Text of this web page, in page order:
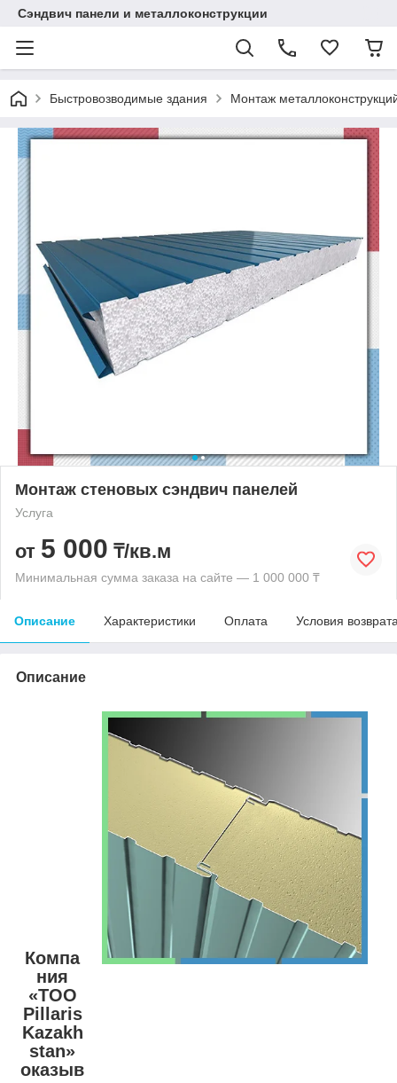
Сэндвич панели и металлоконструкции
Быстровозводимые здания Монтаж
Монтаж стеновых сэндвич панелей
Услуга
от 5 000 ₸/кв.м
Минимальная сумма заказа на сайте — 1 000 000 ₸
Описание Характеристики Оплата Условия
Описание
Компа
ния
«ТОО
Pillaris
Kazakh
stan»
оказыв